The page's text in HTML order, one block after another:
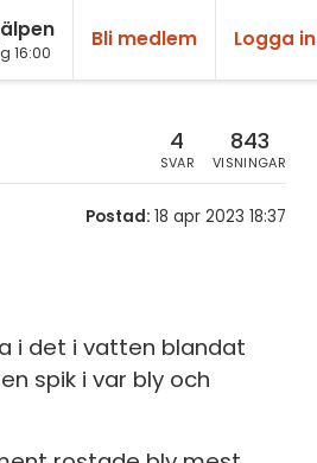
16:00
Bli medlem Logga in
4
SVAR
843
VISNINGAR
Postad: 18 apr 2023 18:37
i det i vatten blandat
spik i var bly och
Matematik
Kemi
Programmering
Svenska